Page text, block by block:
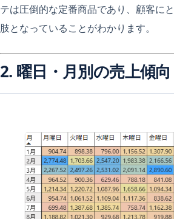
テは圧倒的な定番商品であり、顧客に
肢となっていることがわかります。
2. 曜日・月別の売上傾向